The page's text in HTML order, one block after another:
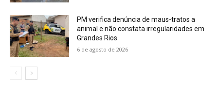
PM verifica denúncia de maus-tratos a
animal e não constata irregularidades em
Grandes Rios
6 de agosto de 2026